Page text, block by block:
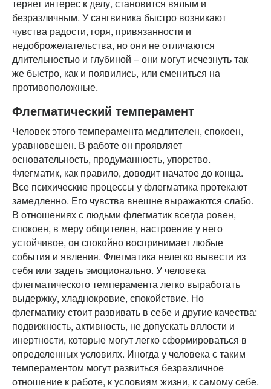
теряет интерес к делу, становится вялым и
безразличным. У сангвиника быстро возникают
чувства радости, горя, привязанности и
недоброжелательства, но они не отличаются
длительностью и глубиной – они могут исчезнуть так
же быстро, как и появились, или смениться на
противоположные.
Флегматический темперамент
Человек этого темперамента медлителен, спокоен,
уравновешен. В работе он проявляет
основательность, продуманность, упорство.
Флегматик, как правило, доводит начатое до конца.
Все психические процессы у флегматика протекают
замедленно. Его чувства внешне выражаются слабо.
В отношениях с людьми флегматик всегда ровен,
спокоен, в меру общителен, настроение у него
устойчивое, он спокойно воспринимает любые
события и явления. Флегматика нелегко вывести из
себя или задеть эмоционально. У человека
флегматического темперамента легко выработать
выдержку, хладнокровие, спокойствие. Но
флегматику стоит развивать в себе и другие качества:
подвижность, активность, не допускать вялости и
инертности, которые могут легко сформироваться в
определенных условиях. Иногда у человека с таким
темпераментом могут развиться безразличное
отношение к работе, к условиям жизни, к самому себе.